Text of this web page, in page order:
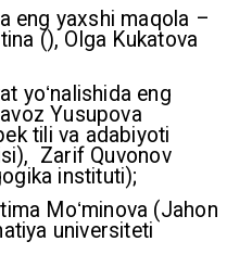
eng yaxshi maqola –
(), Olga Kukatova
yoʻnalishida eng
Yusupova
tili va adabiyoti
Zarif Quvonov
instituti);
Moʻminova (Jahon
universiteti